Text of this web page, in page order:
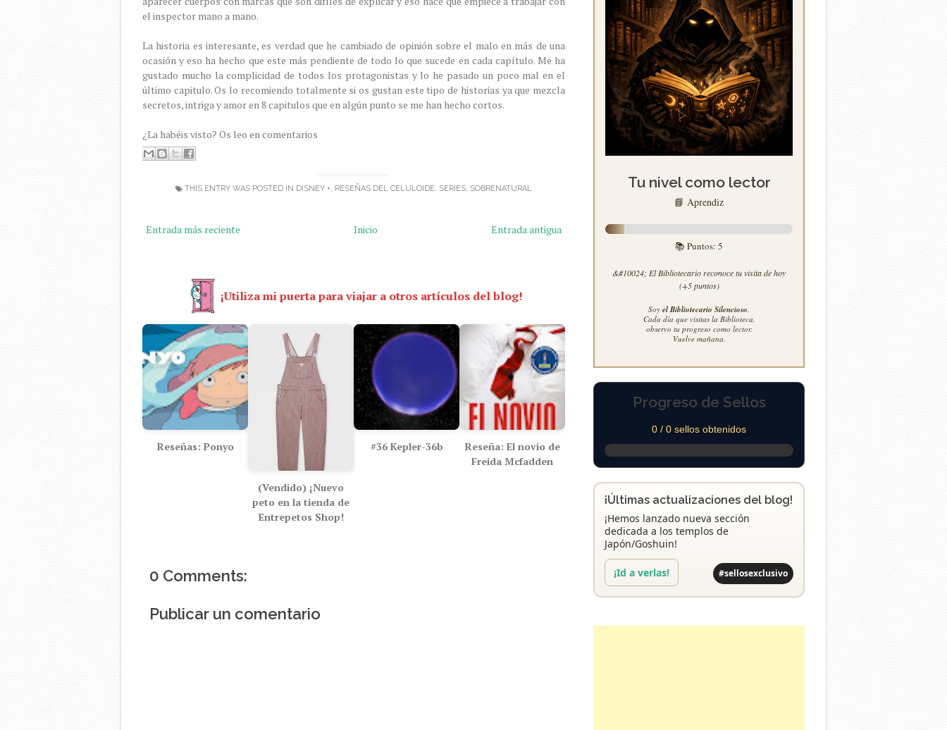
el inspector mano a mano.
La historia es interesante, es verdad que he cambiado de opinión sobre el malo en más de una
ocasión y eso ha hecho que este más pendiente de todo lo que sucede en cada capítulo. Me ha
gustado mucho la complicidad de todos los protagonistas y lo he pasado un poco mal en el
último capitulo. Os lo recomiendo totalmente si os gustan este tipo de historias ya que mezcla
secretos, intriga y amor en 8 capitulos que en algún punto se me han hecho cortos.
¿La habéis visto? Os leo en comentarios
THIS ENTRY WAS POSTED IN DISNEY +, RESEÑAS DEL CELULOIDE, SERIES, SOBRENATURAL
Entrada más reciente Entrada antigua
Inicio
¡Utiliza mi puerta para viajar a otros artículos del blog!
Reseñas: Ponyo
(Vendido) ¡Nuevo
peto en la tienda de
Entrepetos Shop!
#36 Kepler-36b
Reseña: El novio de
Freida Mcfadden
0 Comments:
Publicar un comentario
Tu nivel como lector
📘 Aprendiz
📚 Puntos: 5
&#10024; El Bibliotecario reconoce tu visita de hoy
(+5 puntos)
Soy el Bibliotecario Silencioso.
Cada día que visitas la Biblioteca,
observo tu progreso como lector.
Vuelve mañana.
Progreso de Sellos
0 / 0 sellos obtenidos
¡Últimas actualizaciones del blog!
¡Hemos lanzado nueva sección
dedicada a los templos de
Japón/Goshuin!
¡Id a verlas! #sellosexclusivo